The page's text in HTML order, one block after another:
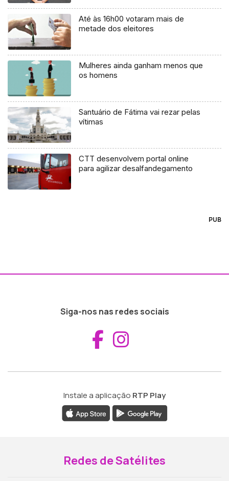
Até às 16h00 votaram mais de
metade dos eleitores
Mulheres ainda ganham menos que
os homens
Santuário de Fátima vai rezar pelas
vítimas
CTT desenvolvem portal online
para agilizar desalfandegamento
PUB
Siga-nos nas redes sociais
Aceder ao
Instale a aplicação RTP Play
Redes de Satélites